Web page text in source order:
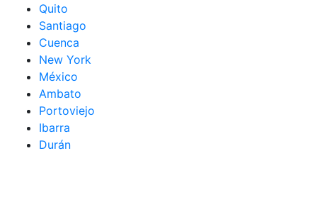
Quito
Santiago
Cuenca
New York
México
Ambato
Portoviejo
Ibarra
Durán